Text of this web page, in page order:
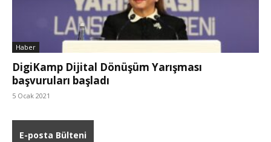
Haber
DigiKamp Dijital Dönüşüm Yarışması
başvuruları başladı
5 Ocak 2021
E-posta Bülteni